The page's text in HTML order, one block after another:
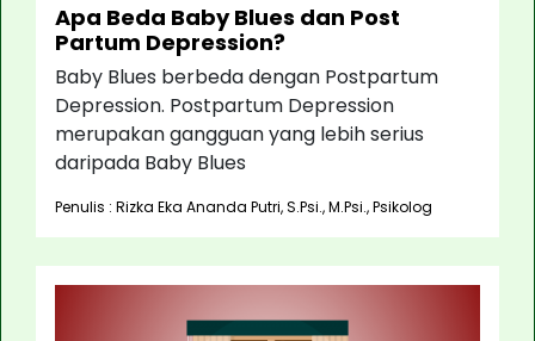
Apa Beda Baby Blues dan Post
Partum Depression?
Baby Blues berbeda dengan Postpartum
Depression. Postpartum Depression
merupakan gangguan yang lebih serius
daripada Baby Blues
Penulis : Rizka Eka Ananda Putri, S.Psi., M.Psi., Psikolog